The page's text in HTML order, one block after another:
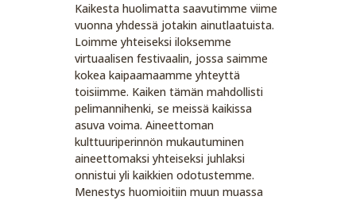
Kaikesta huolimatta saavutimme viime
vuonna yhdessä jotakin ainutlaatuista.
Loimme yhteiseksi iloksemme
virtuaalisen festivaalin, jossa saimme
kokea kaipaamaamme yhteyttä
toisiimme. Kaiken tämän mahdollisti
pelimannihenki, se meissä kaikissa
asuva voima. Aineettoman
kulttuuriperinnön mukautuminen
aineettomaksi yhteiseksi juhlaksi
onnistui yli kaikkien odotustemme.
Menestys huomioitiin muun muassa